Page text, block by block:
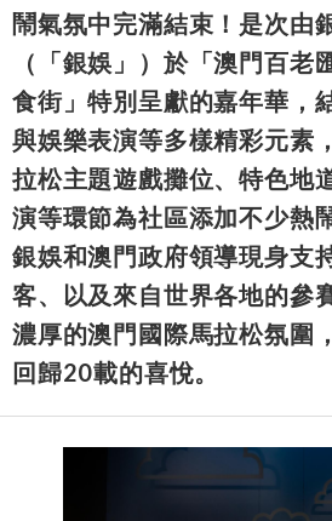
鬧氣氛中完滿結束！是次由
（「銀娛」）於「澳門百老
食街」特別呈獻的嘉年華，
與娛樂表演等多樣精彩元素
拉松主題遊戲攤位、特色地
演等環節為社區添加不少熱
銀娛和澳門政府領導現身支
客、以及來自世界各地的參
濃厚的澳門國際馬拉松氛圍
回歸20載的喜悅。